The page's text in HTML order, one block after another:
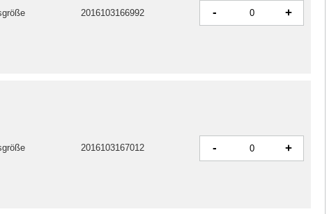
2016103166992 - +
2016103167012 - +